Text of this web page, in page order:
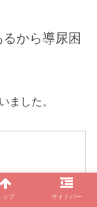
から導尿困
ました。
ップ サイドバー